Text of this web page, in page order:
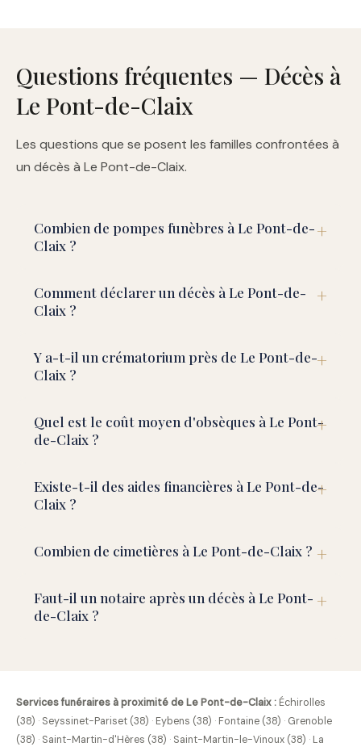
Questions fréquentes — Décès à
Le Pont-de-Claix
Les questions que se posent les familles confrontées à
un décès à Le Pont-de-Claix.
Combien de pompes funèbres à Le Pont-de-
Claix ?
Comment déclarer un décès à Le Pont-de-
Claix ?
Y a-t-il un crématorium près de Le Pont-de-
Claix ?
Quel est le coût moyen d'obsèques à Le Pont-
de-Claix ?
Existe-t-il des aides financières à Le Pont-de-
Claix ?
Combien de cimetières à Le Pont-de-Claix ?
Faut-il un notaire après un décès à Le Pont-
de-Claix ?
Services funéraires à proximité de Le Pont-de-Claix : Échirolles
(38) · Seyssinet-Pariset (38) · Eybens (38) · Fontaine (38) · Grenoble
(38) · Saint-Martin-d'Hères (38) · Saint-Martin-le-Vinoux (38) · La